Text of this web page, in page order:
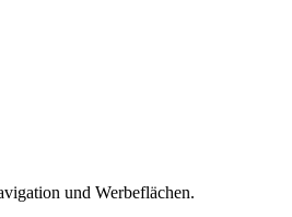
und Werbeflächen.